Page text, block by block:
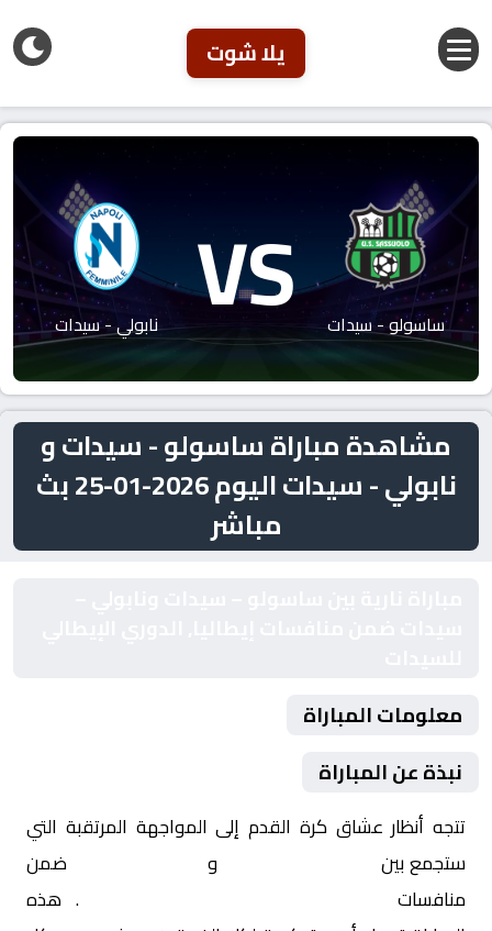
يلا شوت
ساسولو - سيدات VS نابولي - سيدات
مشاهدة مباراة ساسولو - سيدات و
نابولي - سيدات اليوم 2026-01-25 بث
مباشر
معلومات المباراة
نبذة عن المباراة
تتجه أنظار عشاق كرة القدم إلى المواجهة المرتقبة التي
ستجمع بين
ونابولي – سيدات
ضمن
منافسات
. هذه